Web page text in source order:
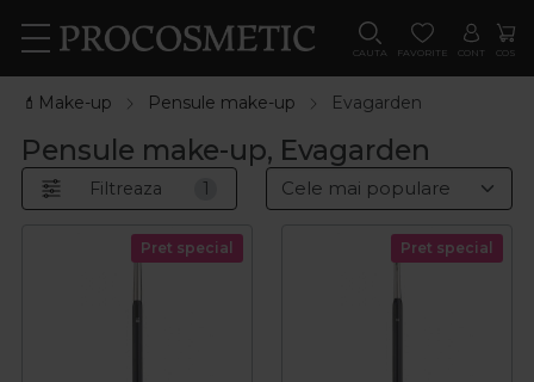
CAUTA FAVORITE CONT COS
💄Make-up Pensule make-up Evagarden
Pensule make-up, Evagarden
Filtreaza 1
Pret special Pret special